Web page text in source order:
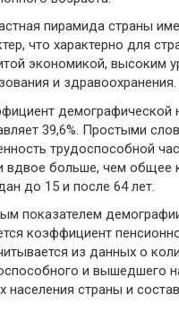
пирамида страны
что характерно для
экономикой, высоким
и здравоохранения.
демографической
39,6%. Простыми
трудоспособной
вдвое больше, чем общее
до 15 и после 64 лет.
показателем
коэффициент
из данных о
и вышедшего
населения страны и